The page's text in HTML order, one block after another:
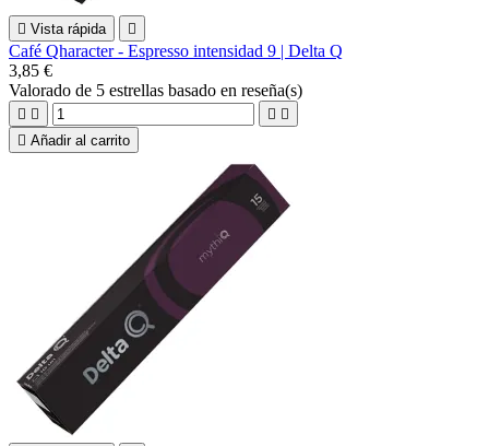
 Vista rápida 
Café Qharacter - Espresso intensidad 9 | Delta Q
3,85 €
Valorado de 5 estrellas basado en reseña(s)
   
 Añadir al carrito